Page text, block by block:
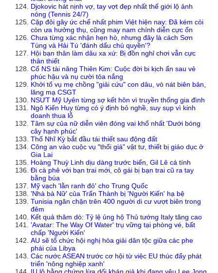
Djokovic hát nịnh vợ, tay vợt đẹp nhất thế giới lộ ảnh
nóng (Tennis 24/7)
Cặp đôi gây ức chế nhất phim Việt hiện nay: Đã kém cỏi
còn ưa hưởng thụ, cũng may nam chính diễn cực ổn
Chưa từng xác nhận hẹn hò, nhưng đây là cách Sơn
Tùng và Hải Tú 'đánh dấu chủ quyền'?
Hội bạn thân làm dâu xa xứ: Bị đồn nghỉ chơi vẫn cực
thân thiết
Cố NS tài năng Thiên Kim: Cuộc đời bi kịch ẩn sau vẻ
phúc hậu và nụ cười tỏa nắng
Khởi tố vụ mẹ chồng "giải cứu" con dâu, vò nát biên bản,
lăng mạ CSGT
NSƯT Mỹ Uyên từng sợ kết hôn vì truyền thống gia đình
Ngô Kiến Huy từng có ý định bỏ nghề, suy sụp vì kinh
doanh thua lỗ
Tâm sự của nữ diễn viên đóng vai khổ nhất 'Dưới bóng
cây hạnh phúc'
Thổ Nhĩ Kỳ bắt đầu tái thiết sau động đất
Công an vào cuộc vụ "thổi giá" vật tư, thiết bị giáo dục ở
Gia Lai
Hoàng Thuỳ Linh dịu dàng trước biển, Gil Lê cá tính
Đi cà phê với bạn trai mới, cô gái bị bạn trai cũ ra tay
bằng búa
Mỹ vạch 'lằn ranh đỏ' cho Trung Quốc
'Nhà bà Nữ' của Trấn Thành bị 'Người Kiến' hạ bệ
Tunisia ngăn chặn trên 400 người di cư vượt biên trong
đêm
Kết quả thăm dò: Tỷ lệ ủng hộ Thủ tướng Italy tăng cao
'Avatar: The Way Of Water' trụ vững tại phòng vé, bất
chấp 'Người Kiến'
AU sẽ tổ chức hội nghị hòa giải dân tộc giữa các phe
phái của Libya
Các nước ASEAN trước cơ hội từ việc EU thúc đẩy phát
triển 'nông nghiệp xanh'